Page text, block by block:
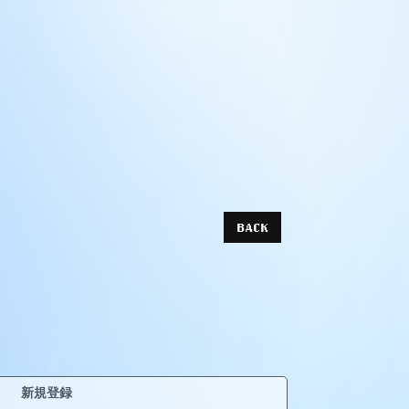
BACK
新規登録